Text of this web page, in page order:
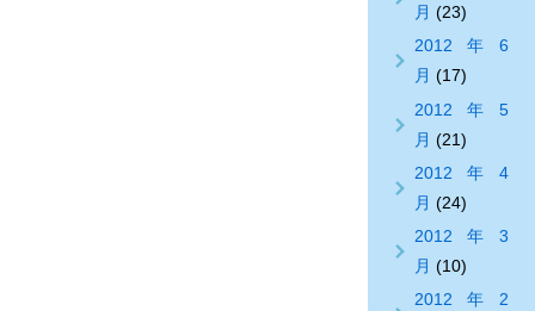
月 (23)
2012年6
月 (17)
2012年5
月 (21)
2012年4
月 (24)
2012年3
月 (10)
2012年2